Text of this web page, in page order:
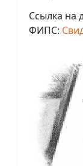
Ссылка на
ФИПС: